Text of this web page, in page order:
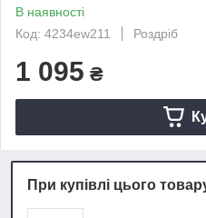
В наявності
Код: 4234ew211
Роздріб
1 095 ₴
При купівлі цього